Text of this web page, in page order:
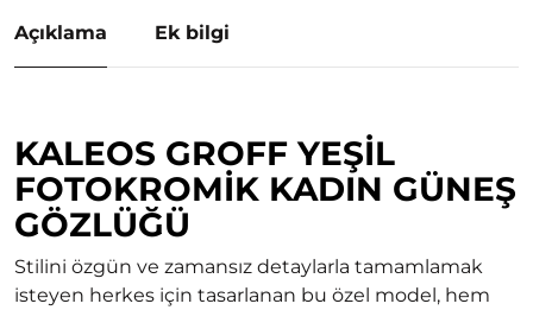
Açıklama Ek bilgi
KALEOS GROFF YEŞIL
FOTOKROMIK KADIN GÜNEŞ
GÖZLÜĞÜ
Stilini özgün ve zamansız detaylarla tamamlamak
isteyen herkes için tasarlanan bu özel model, hem